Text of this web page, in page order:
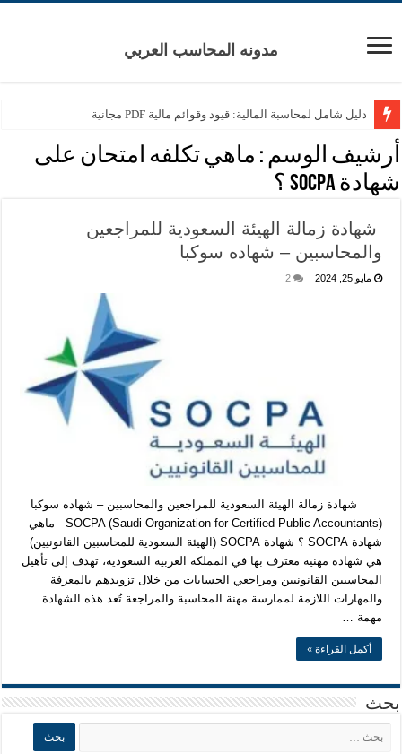
مدونه المحاسب العربي
دليل شامل لمحاسبة المالية: قيود وقوائم مالية PDF مجانية
أرشيف الوسم : ماهي تكلفه امتحان على
شهادة SOCPA ؟
شهادة زمالة الهيئة السعودية للمراجعين
والمحاسبين – شهاده سوكبا
مايو 25, 2024 2
شهادة زمالة الهيئة السعودية للمراجعين والمحاسبين – شهاده سوكبا
(SOCPA (Saudi Organization for Certified Public Accountants ماهي
شهادة SOCPA ؟ شهادة SOCPA (الهيئة السعودية للمحاسبين القانونيين)
هي شهادة مهنية معترف بها في المملكة العربية السعودية، تهدف إلى تأهيل
المحاسبين القانونيين ومراجعي الحسابات من خلال تزويدهم بالمعرفة
والمهارات اللازمة لممارسة مهنة المحاسبة والمراجعة تُعد هذه الشهادة
مهمة …
أكمل القراءة »
بحث